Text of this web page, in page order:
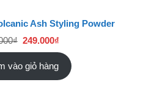
Ash Styling Powder
₫ Giá
340.000₫.
249.000₫
tại
249.000₫.
vào giỏ hàng